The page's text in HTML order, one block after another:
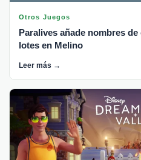
Otros Juegos
Paralives añade nombres
lotes en Melino
Leer más →